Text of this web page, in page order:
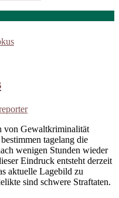
von Gewaltkriminalität
tagelang die
wenigen Stunden wieder
Eindruck entsteht derzeit
aktuelle Lagebild zu
sind schwere Straftaten.